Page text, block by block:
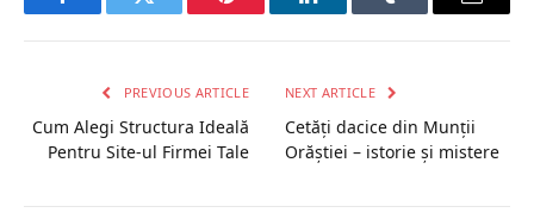
FacebookTwitter Pinterest LinkedInTumblr Email
PREVIOUS ARTICLE
Cum Alegi Structura Ideală
Pentru Site-ul Firmei Tale
NEXT ARTICLE
Cetăți dacice din Munții
Orăștiei – istorie și mistere